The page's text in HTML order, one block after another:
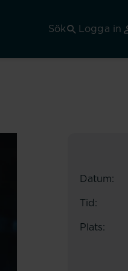
Sök Logga in
Datum:
Tid:
Plats: